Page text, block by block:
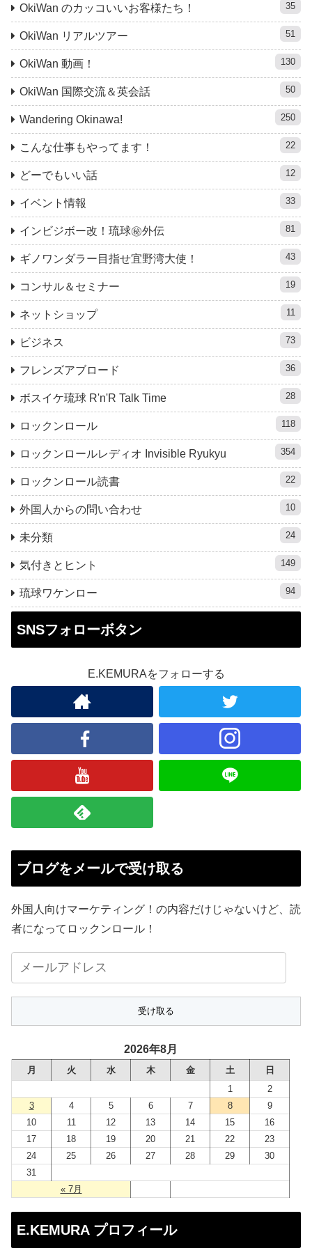
OkiWan のカッコいいお客様たち！ 35
OkiWan リアルツアー 51
OkiWan 動画！ 130
OkiWan 国際交流＆英会話 50
Wandering Okinawa! 250
こんな仕事もやってます！ 22
どーでもいい話 12
イベント情報 33
インビジボー改！琉球㊙︎外伝 81
ギノワンダラー目指せ宜野湾大使！ 43
コンサル＆セミナー 19
ネットショップ 11
ビジネス 73
フレンズアブロード 36
ボスイケ琉球 R'n'R Talk Time 28
ロックンロール 118
ロックンロールレディオ Invisible Ryukyu 354
ロックンロール読書 22
外国人からの問い合わせ 10
未分類 24
気付きとヒント 149
琉球ワケンロー 94
SNSフォローボタン
E.KEMURAをフォローする
ブログをメールで受け取る
外国人向けマーケティング！の内容だけじゃないけど、読
者になってロックンロール！
ー
ル
レ
ス
2026年8月
月 火 水 木 金 土 日
« 7月
1
2
3
4 5 6 7 8
9
10
11 12 13 14 15
16
17
18 19 20 21 22
23
24
25 26 27 28 29
30
31
E.KEMURA プロフィール